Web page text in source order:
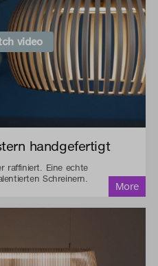
video
handgefertigt
raffiniert. Eine echte
Schreinern.